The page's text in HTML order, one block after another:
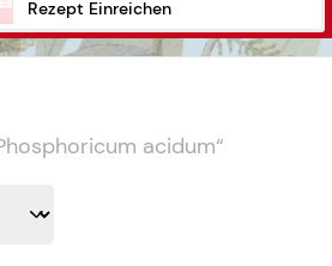
Rezept Einreichen
acidum“